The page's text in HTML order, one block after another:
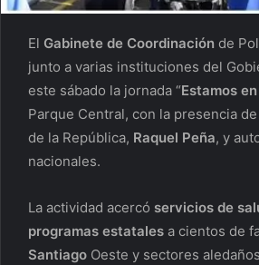
El Gabinete de Coordinación de
junto a varias instituciones del
este sábado la jornada “Estamos
Parque Central, con la presencia
de la República, Raquel Peña, y
nacionales.
La actividad acercó servicios de
programas estatales a cientos de
Santiago Oeste y sectores